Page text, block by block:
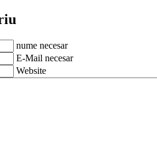
nume necesar
E-Mail necesar
Website